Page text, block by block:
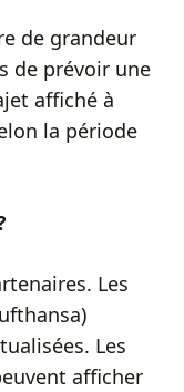
de grandeur
de prévoir une
affiché à
la période
Les
Les
afficher